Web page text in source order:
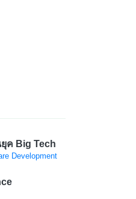
ค Big Tech
Development